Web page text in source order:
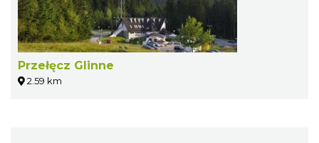
Przełęcz Glinne
2.59 km